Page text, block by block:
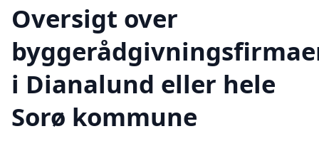
Oversigt over
i Dianalund eller hele
Sorø kommune